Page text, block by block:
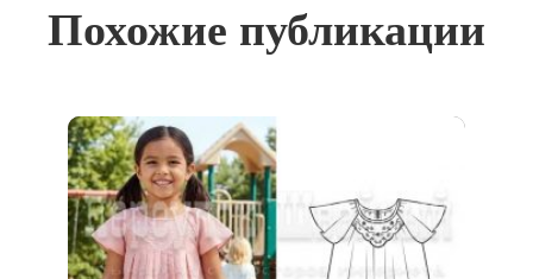
Похожие публикации